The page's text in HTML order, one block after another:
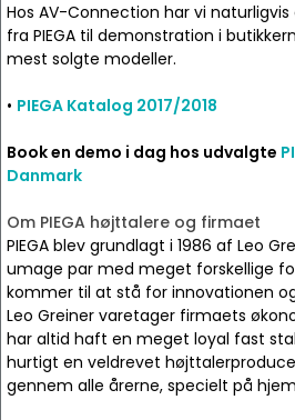
Hos AV-Connection har vi
fra PIEGA til demonstration i
mest solgte modeller.
• PIEGA Katalog 2017/2018
Book en demo i dag hos udvalgte
Danmark
Om PIEGA højttalere og firmaet
PIEGA blev grundlagt i 1986 af Leo
umage par med meget forskellige
kommer til at stå for innovationen
Leo Greiner varetager firmaets
har altid haft en meget loyal fast
hurtigt en veldrevet
gennem alle årerne, specielt på